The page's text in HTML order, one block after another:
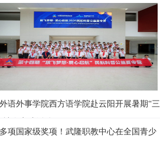
中国·一笔一画｜推进城市更新，勾
福之城”壮阔图景
Travel又换“三件套”：外国游客从观
语外事学院西方语学院赴云阳开展暑期“三
项国家级奖项！武隆职教中心在全国青少